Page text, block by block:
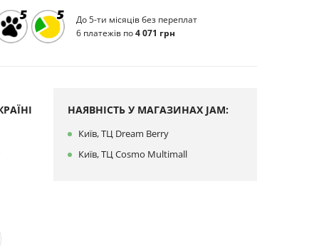
До 5-ти місяців без переплат
6 платежів по4 071 грн
НАЯВНІСТЬ У МАГАЗИНАХ JAM:
Київ, ТЦ Dream Berry
Київ, ТЦ Cosmo Multimall